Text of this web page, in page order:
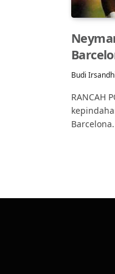
Budi Irsandhi
RANCAH